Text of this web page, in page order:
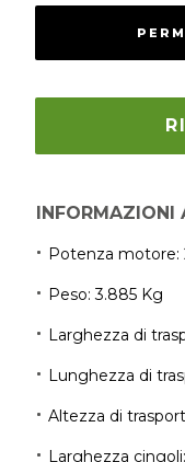
INFORMAZIONI
Potenza motore:
Peso: 3.885 Kg
Larghezza di
Lunghezza di
Altezza di
Larghezza